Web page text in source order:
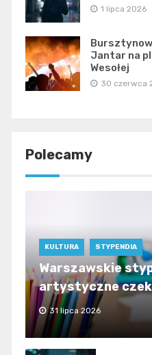
1 lipca 2026
Jantar na
Wesołej
30 czerwca
Polecamy
KULTURA STYPENDIA
Warszawskie
artystyczne
31 lipca 2026